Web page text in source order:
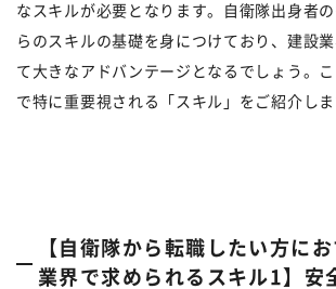
なスキルが必要となります。自衛隊出身者
らのスキルの基礎を身につけており、建設
て大きなアドバンテージとなるでしょう。
で特に重要視される「スキル」をご紹介しま
【自衛隊から転職したい方に
業界で求められるスキル1】安